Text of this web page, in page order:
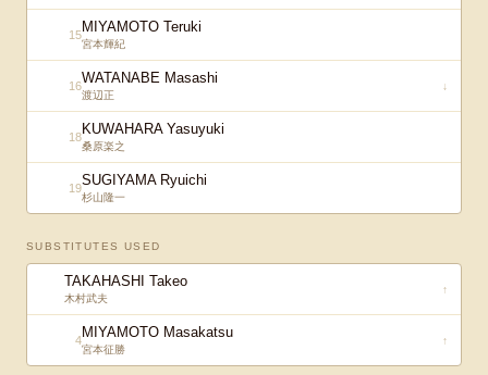
15MIYAMOTO Teruki
宮本輝紀
16WATANABE Masashi
渡辺正
↓
18KUWAHARA Yasuyuki
桑原楽之
19SUGIYAMA Ryuichi
杉山隆一
SUBSTITUTES USED
TAKAHASHI Takeo
木村武夫
↑
4MIYAMOTO Masakatsu
宮本征勝
↑